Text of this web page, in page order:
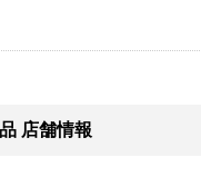
店舗情報